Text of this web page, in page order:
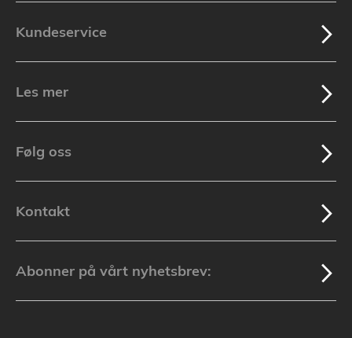
Kundeservice
Les mer
Følg oss
Kontakt
Abonner på vårt nyhetsbrev: